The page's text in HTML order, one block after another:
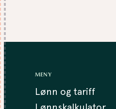
MENY
Lønn og tariff